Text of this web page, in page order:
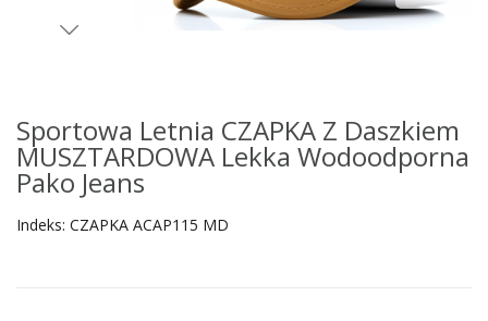
Sportowa Letnia CZAPKA Z Daszkiem
MUSZTARDOWA Lekka Wodoodporna
Pako Jeans
Indeks: CZAPKA ACAP115 MD